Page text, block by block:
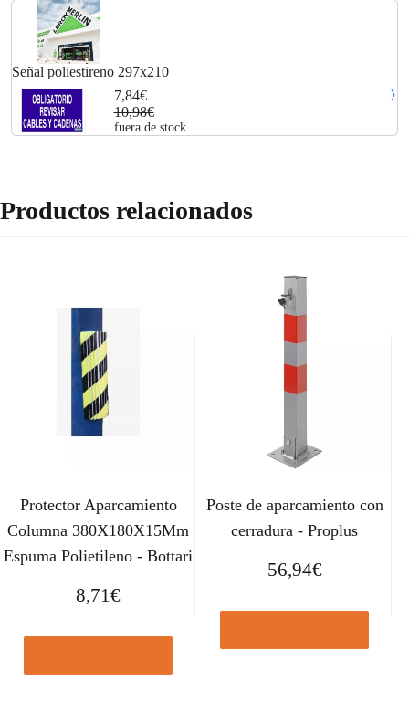
Señal poliestireno 297x210
7,84€
10,98€
fuera de stock
Productos relacionados
Protector Aparcamiento
Columna 380X180X15Mm
Espuma Polietileno - Bottari
8,71€
Poste de aparcamiento con
cerradura - Proplus
56,94€